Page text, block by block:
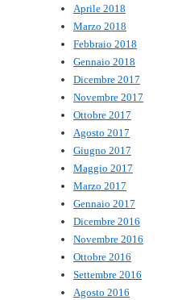
Aprile 2018
Marzo 2018
Febbraio 2018
Gennaio 2018
Dicembre 2017
Novembre 2017
Ottobre 2017
Agosto 2017
Giugno 2017
Maggio 2017
Marzo 2017
Gennaio 2017
Dicembre 2016
Novembre 2016
Ottobre 2016
Settembre 2016
Agosto 2016